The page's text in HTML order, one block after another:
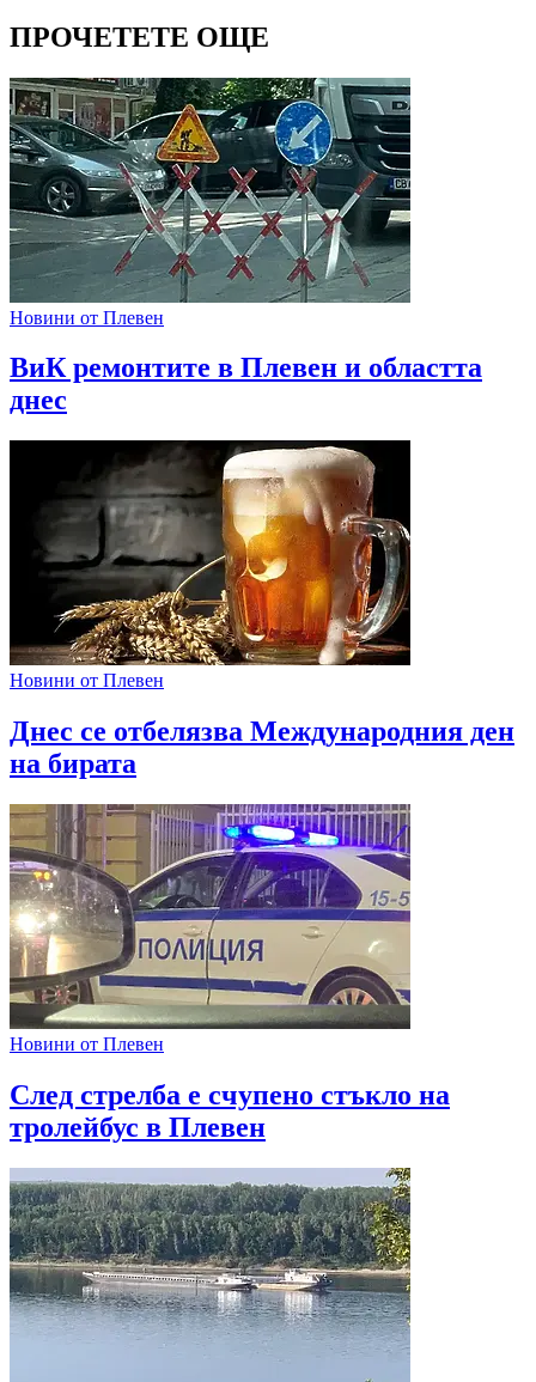
ПРОЧЕТЕТЕ ОЩЕ
Новини от Плевен
ВиК ремонтите в Плевен и областта
днес
Новини от Плевен
Днес се отбелязва Международния ден
на бирата
Новини от Плевен
След стрелба е счупено стъкло на
тролейбус в Плевен